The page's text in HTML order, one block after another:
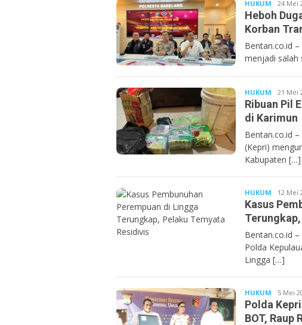
HUKUM 24 Mei
Heboh
Korban
Bentan.co.id
menjadi
HUKUM 21 Mei
Ribuan Pil
di Karimun
Bentan.co.id
(Kepri)
Kabupaten […]
HUKUM 12 Mei
Kasus
Bentan.co.id
Polda
Lingga […]
HUKUM 5 Mei
Polda
BOT, Raup